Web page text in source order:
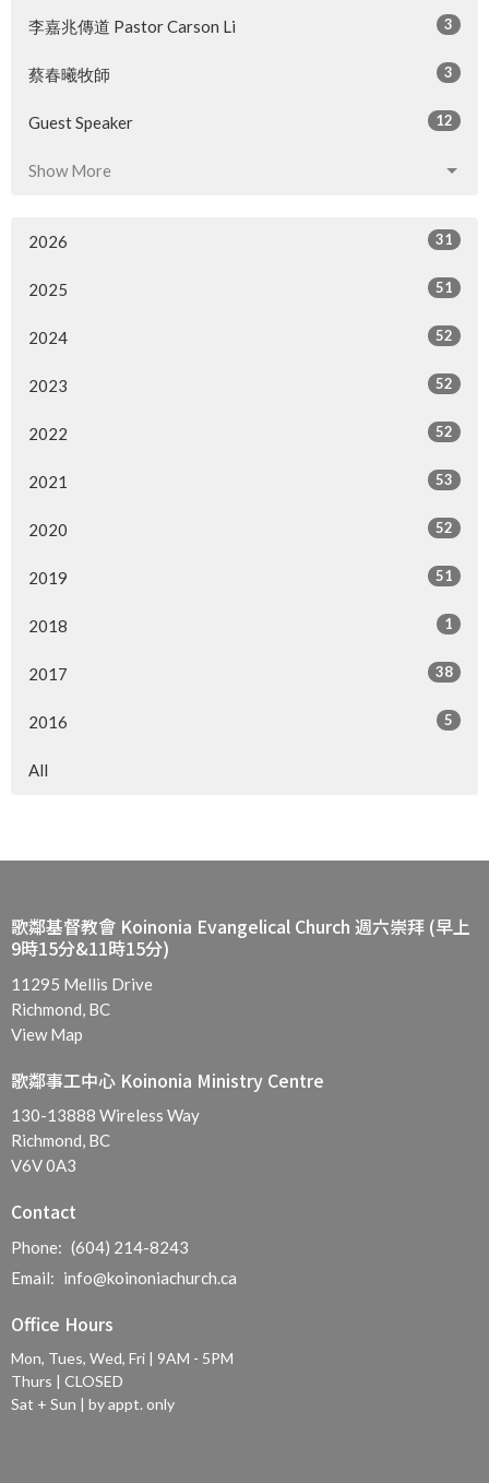
李嘉兆傳道 Pastor Carson Li 3
蔡春曦牧師 3
Guest Speaker 12
Show More
2026 31
2025 51
2024 52
2023 52
2022 52
2021 53
2020 52
2019 51
2018 1
2017 38
2016 5
All
歌鄰基督教會 Koinonia Evangelical Church 週六崇拜 (早上
9時15分&11時15分)
11295 Mellis Drive
Richmond, BC
View Map
歌鄰事工中心 Koinonia Ministry Centre
130-13888 Wireless Way
Richmond, BC
V6V 0A3
Contact
Phone: (604) 214-8243
Email: info@koinoniachurch.ca
Office Hours
Mon, Tues, Wed, Fri | 9AM - 5PM
Thurs | CLOSED
Sat + Sun | by appt. only